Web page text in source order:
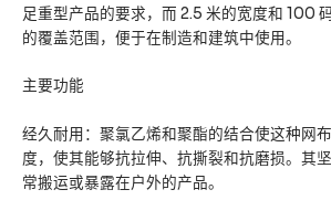
足重型产品的要求，而 2.5 米的宽度和 100
的覆盖范围，便于在制造和建筑中使用。
主要功能
经久耐用：聚氯乙烯和聚酯的结合使这种网
度，使其能够抗拉伸、抗撕裂和抗磨损。其
常搬运或暴露在户外的产品。